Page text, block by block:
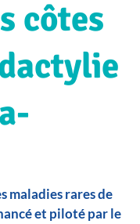
côtes
maladies rares de
et piloté par le